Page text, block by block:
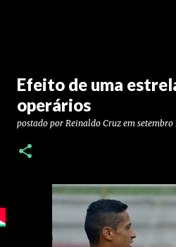
Efeito de uma
operários
postado por Reinaldo Cruz em setembro